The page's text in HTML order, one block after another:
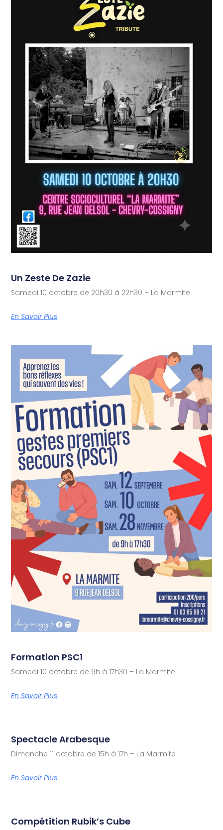
Un Zeste De Zazie
Samedi 10 octobre de 20h30 à 22h30 – La Marmite
En Savoir Plus
Formation PSC1
Samedi 10 octobre de 9h à 17h30 – La Marmite
En Savoir Plus
Spectacle Arabesque
Dimanche 11 octobre de 15h à 17h – La Marmite
En Savoir Plus
Compétition Rubik’s Cube